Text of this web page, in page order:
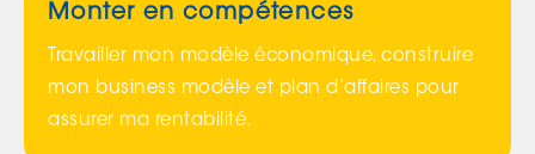
Monter en compétences
Travailler mon modèle économique, construire
mon business modèle et plan d’affaires pour
assurer ma rentabilité.